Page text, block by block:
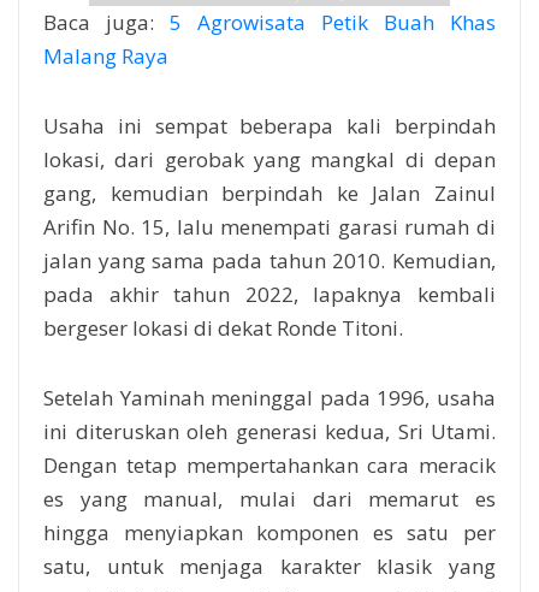
Baca juga: 5 Agrowisata Petik Buah Khas
Malang Raya
Usaha ini sempat beberapa kali berpindah
lokasi, dari gerobak yang mangkal di depan
gang, kemudian berpindah ke Jalan Zainul
Arifin No. 15, lalu menempati garasi rumah di
jalan yang sama pada tahun 2010. Kemudian,
pada akhir tahun 2022, lapaknya kembali
bergeser lokasi di dekat Ronde Titoni.
Setelah Yaminah meninggal pada 1996, usaha
ini diteruskan oleh generasi kedua, Sri Utami.
Dengan tetap mempertahankan cara meracik
es yang manual, mulai dari memarut es
hingga menyiapkan komponen es satu per
satu, untuk menjaga karakter klasik yang